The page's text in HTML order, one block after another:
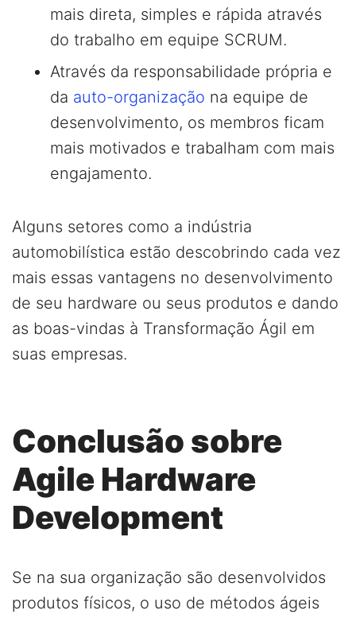
mais direta, simples e rápida através
do trabalho em equipe SCRUM.
Através da responsabilidade própria e
da auto-organização na equipe de
desenvolvimento, os membros ficam
mais motivados e trabalham com mais
engajamento.
Alguns setores como a indústria
automobilística estão descobrindo cada vez
mais essas vantagens no desenvolvimento
de seu hardware ou seus produtos e dando
as boas-vindas à Transformação Ágil em
suas empresas.
Conclusão sobre
Agile Hardware
Development
Se na sua organização são desenvolvidos
produtos físicos, o uso de métodos ágeis